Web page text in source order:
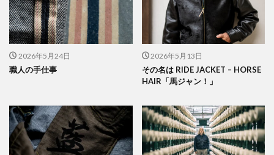
2026年5月24日
職人の手仕事
2026年5月13日
その名は RIDE JACKET – HORSE
HAIR「馬ジャン！」